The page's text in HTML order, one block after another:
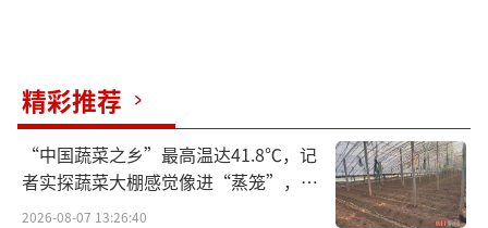
精彩推荐
“中国蔬菜之乡”最高温达41.8℃，记
者实探蔬菜大棚感觉像进“蒸笼”，有
村民称只能凌晨两点起来干活
2026-08-07 13:26:40